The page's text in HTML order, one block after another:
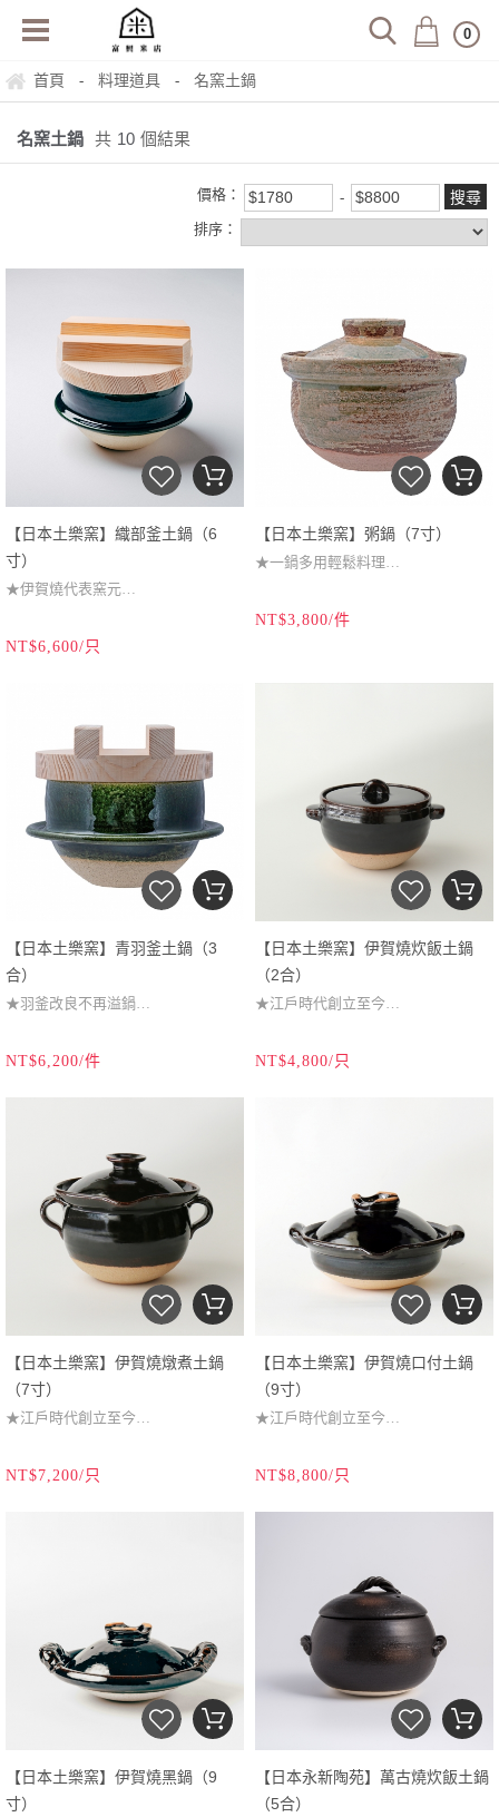
0
首頁 - 料理道具 - 名窯土鍋
名窯土鍋 共 10 個結果
價格：
排序：
【日本土樂窯】織部釜土鍋（6
寸）
★伊賀燒代表窯元
★可烹煮2~3合米
（本商品為易碎品，僅提供宅配出
貨，無法選擇超商取貨。）
NT$6,600/只
【日本土樂窯】粥鍋（7寸）
★一鍋多用輕鬆料理
★自然釉色蓄熱穩定
NT$3,800/件
【日本土樂窯】青羽釜土鍋（3
合）
★羽釜改良不再溢鍋
★厚蓋蒸壓鎖住米香
★織部綠釉沉穩質感
（本商品為易碎品，僅提供宅配出
貨，無法選擇超商取貨。）
NT$6,200/件
【日本土樂窯】伊賀燒炊飯土鍋
（2合）
★江戶時代創立至今
★徹底引出食材美味
貨，無法選擇超商取貨。）
NT$4,800/只
【日本土樂窯】伊賀燒燉煮土鍋
（7寸）
★江戶時代創立至今
★燉煮、湯品、炊飯都適用
NT$7,200/只
【日本土樂窯】伊賀燒口付土鍋
（9寸）
★江戶時代創立至今
★徹底引出食材美味
★日本生活媒體廣泛報導
（本商品為易碎品，僅提供宅配出
貨，無法選擇超商取貨。）
NT$8,800/只
【日本土樂窯】伊賀燒黑鍋（9
寸）
【日本永新陶苑】萬古燒炊飯土鍋
（5合）